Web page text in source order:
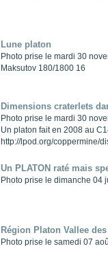
Lune platon
Photo prise le mardi 30
Maksutov 180/1800 16
Dimensions craterlets
Photo prise le mardi 30
Un platon fait en 2008 au
http://lpod.org/coppermine/
Un PLATON raté mais
Photo prise le dimanche 04
Région Platon Vallee
Photo prise le samedi 07